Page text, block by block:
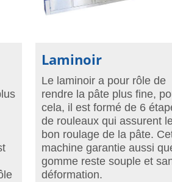
Laminoir
Le laminoir a pour rôle de
rendre la pâte plus fine,
cela, il est formé de 6
de rouleaux qui assurent
bon roulage de la pâte.
machine garantie aussi
gomme reste souple et
déformation.